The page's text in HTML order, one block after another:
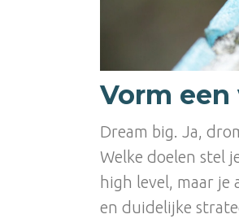
Vorm
Dream big. Ja,
Welke doelen stel
high level, maar
en duidelijke